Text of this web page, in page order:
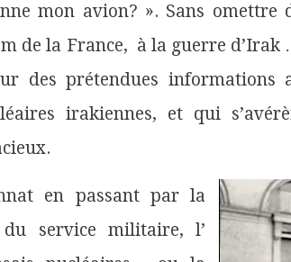
mon avion? ». Sans omettre
de la France, à la guerre
des prétendues informations
irakiennes, et qui
en passant par la
du service militaire, l’